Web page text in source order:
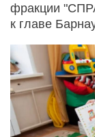
фракции
к главе